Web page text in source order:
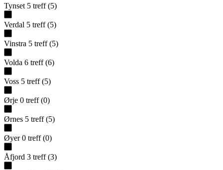
Tynset 5 treff (5)
Verdal 5 treff (5)
Vinstra 5 treff (5)
Volda 6 treff (6)
Voss 5 treff (5)
Ørje 0 treff (0)
Ørnes 5 treff (5)
Øyer 0 treff (0)
Åfjord 3 treff (3)